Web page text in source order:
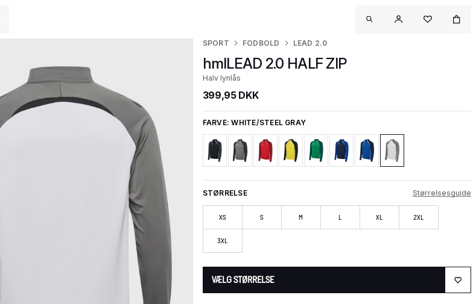
SPORT FODBOLD LEAD 2.0
hmlLEAD 2.0 HALF ZIP
Halv lynlås
399,95 DKK
FARVE:WHITE/STEEL GRAY
STØRRELSE Størrelsesguide
XS S M L XL 2XL
3XL
VÆLG STØRRELSE